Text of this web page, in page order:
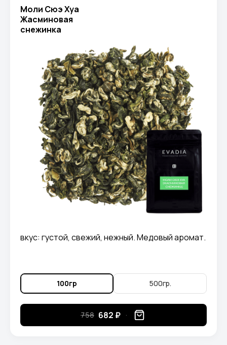
Моли Сюэ Хуа
Жасминовая
снежинка
вкус: густой, свежий, нежный. Медовый аромат.
100гр 500гр.
758 682 ₽